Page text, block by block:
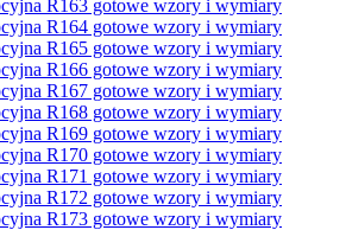
R163 gotowe wzory i wymiary
R164 gotowe wzory i wymiary
R165 gotowe wzory i wymiary
R166 gotowe wzory i wymiary
R167 gotowe wzory i wymiary
R168 gotowe wzory i wymiary
R169 gotowe wzory i wymiary
R170 gotowe wzory i wymiary
R171 gotowe wzory i wymiary
R172 gotowe wzory i wymiary
R173 gotowe wzory i wymiary